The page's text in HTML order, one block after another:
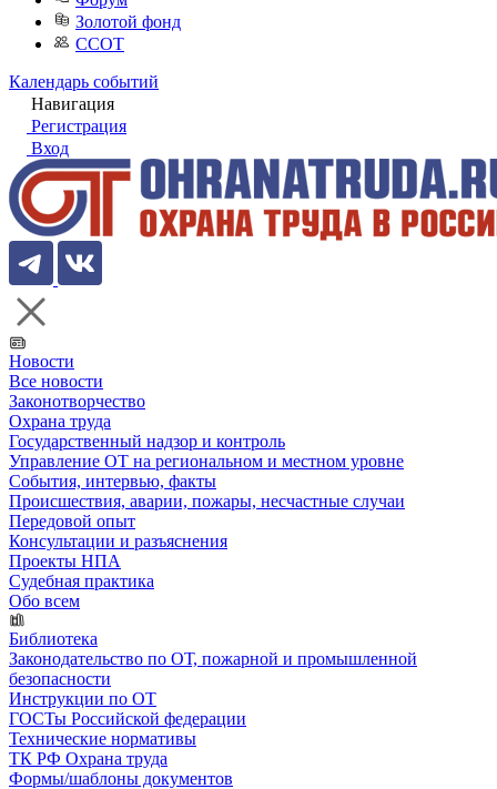
Золотой фонд
ССОТ
Календарь событий
Навигация
Регистрация
Вход
Новости
Все новости
Законотворчество
Охрана труда
Государственный надзор и контроль
Управление ОТ на региональном и местном уровне
События, интервью, факты
Происшествия, аварии, пожары, несчастные случаи
Передовой опыт
Консультации и разъяснения
Проекты НПА
Судебная практика
Обо всем
Библиотека
Законодательство по ОТ, пожарной и промышленной
безопасности
Инструкции по ОТ
ГОСТы Российской федерации
Технические нормативы
ТК РФ Охрана труда
Формы/шаблоны документов